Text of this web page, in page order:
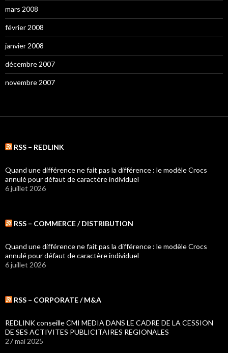
mars 2008
février 2008
janvier 2008
décembre 2007
novembre 2007
RSS – REDLINK
Quand une différence ne fait pas la différence : le modèle Crocs
annulé pour défaut de caractère individuel
6 juillet 2026
RSS – COMMERCE / DISTRIBUTION
Quand une différence ne fait pas la différence : le modèle Crocs
annulé pour défaut de caractère individuel
6 juillet 2026
RSS – CORPORATE / M&A
REDLINK conseille CMI MEDIA DANS LE CADRE DE LA CESSION
DE SES ACTIVITES PUBLICITAIRES REGIONALES
27 mai 2025